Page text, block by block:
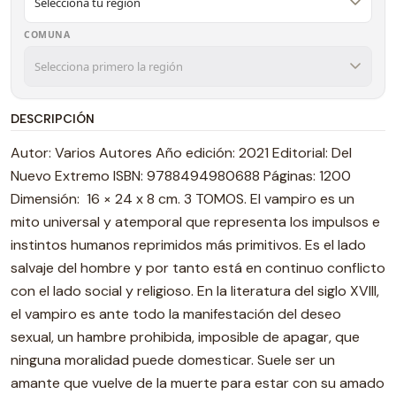
COMUNA
DESCRIPCIÓN
Autor: Varios Autores Año edición: 2021 Editorial: Del
Nuevo Extremo ISBN: 9788494980688 Páginas: 1200
Dimensión: 16 × 24 x 8 cm. 3 TOMOS. El vampiro es un
mito universal y atemporal que representa los impulsos e
instintos humanos reprimidos más primitivos. Es el lado
salvaje del hombre y por tanto está en continuo conflicto
con el lado social y religioso. En la literatura del siglo XVIII,
el vampiro es ante todo la manifestación del deseo
sexual, un hambre prohibida, imposible de apagar, que
ninguna moralidad puede domesticar. Suele ser un
amante que vuelve de la muerte para estar con su amado